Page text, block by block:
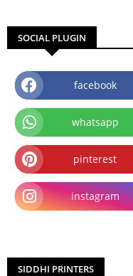
SOCIAL PLUGIN
facebook
whatsapp
pinterest
instagram
SIDDHI PRINTERS